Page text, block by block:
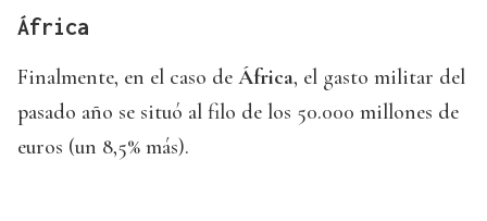
África
Finalmente, en el caso de África, el gasto militar del
pasado año se situó al filo de los 50.000 millones de
euros (un 8,5% más).